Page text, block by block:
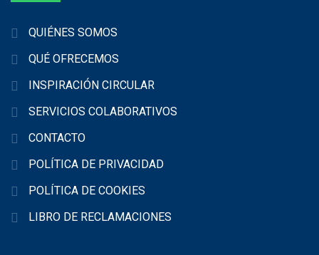
QUIÉNES SOMOS
QUÉ OFRECEMOS
INSPIRACIÓN CIRCULAR
SERVICIOS COLABORATIVOS
CONTACTO
POLÍTICA DE PRIVACIDAD
POLÍTICA DE COOKIES
LIBRO DE RECLAMACIONES